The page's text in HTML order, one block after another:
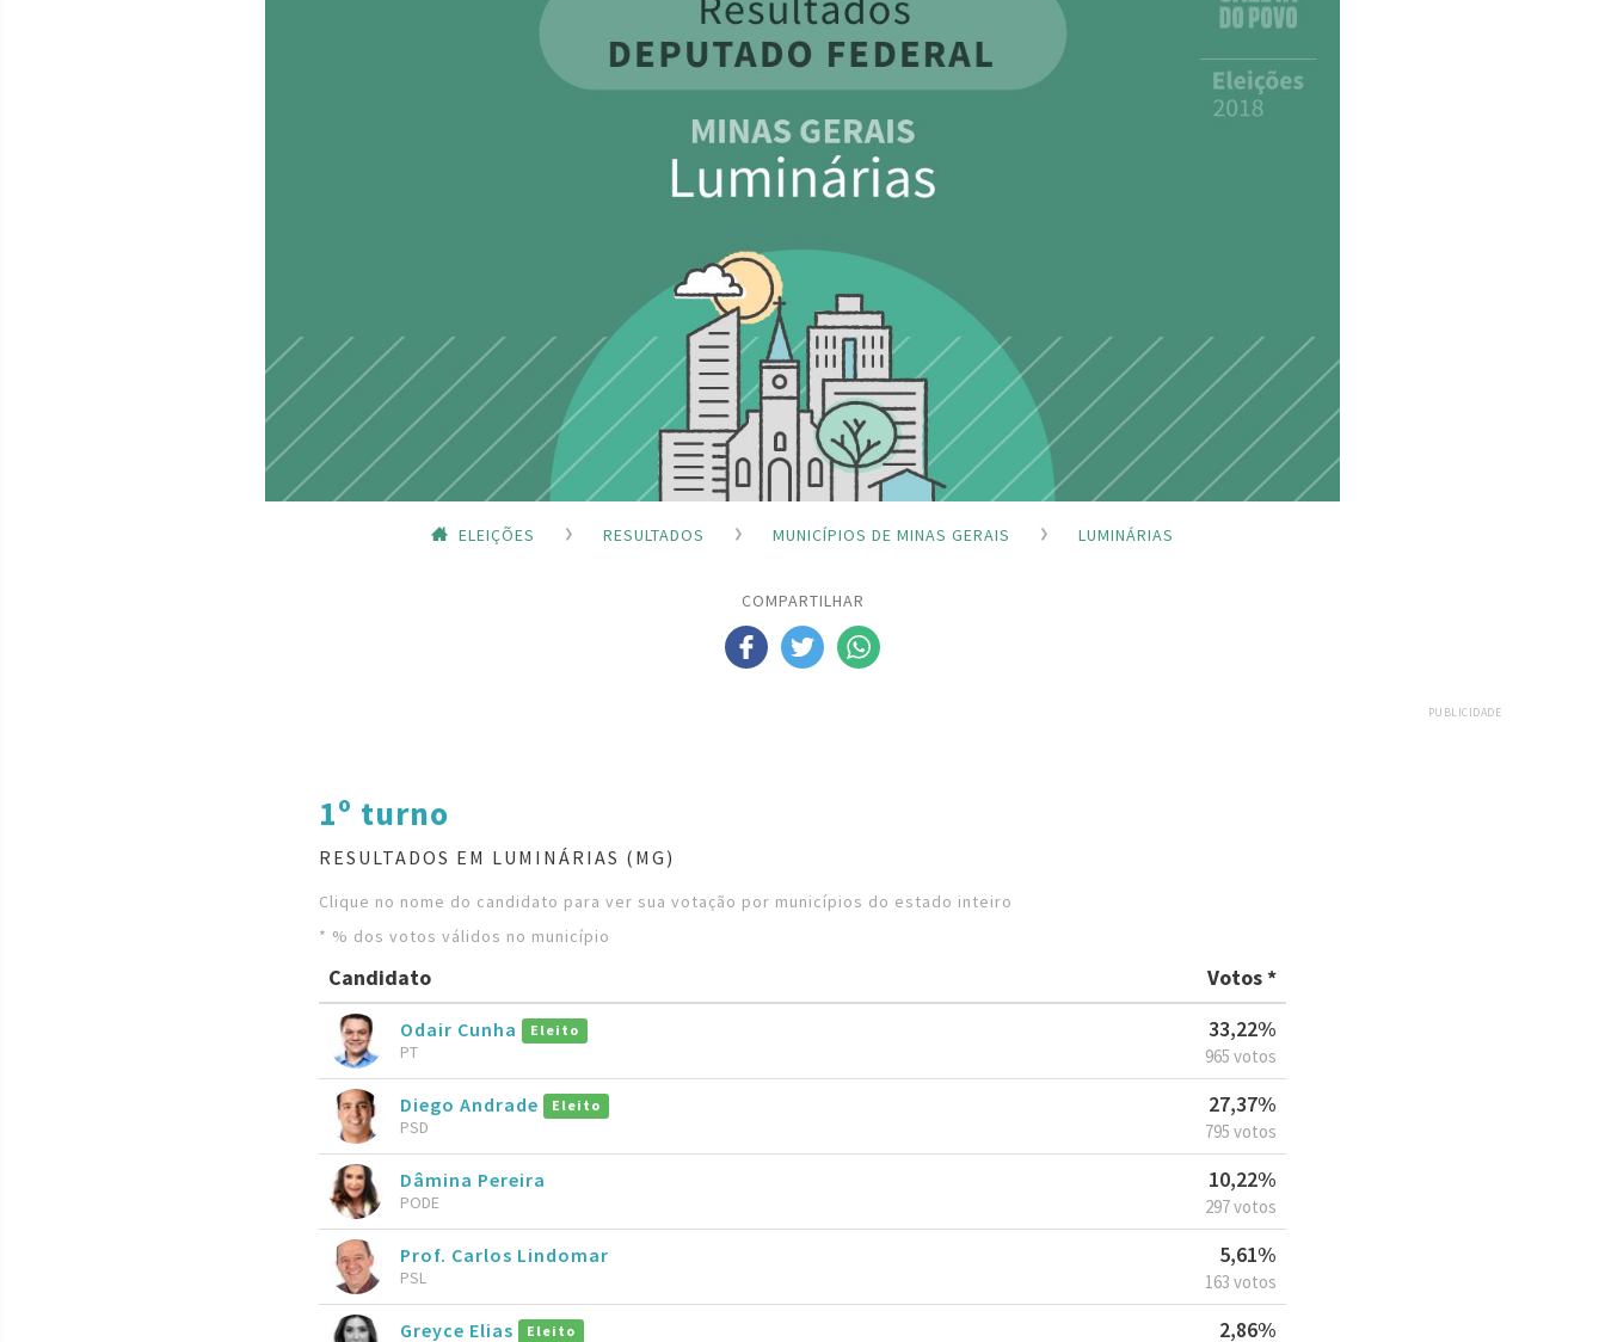
ELEIÇÕES RESULTADOS MUNICÍPIOS DE MINAS GERAIS LUMINÁRIAS
COMPARTILHAR
PUBLICIDADE
1º turno
RESULTADOS EM LUMINÁRIAS (MG)
Clique no nome do candidato para ver sua votação por municípios do estado inteiro
* % dos votos válidos no município
Candidato Votos *
Odair Cunha Eleito
PT
33,22%
965 votos
Diego Andrade Eleito
PSD
27,37%
795 votos
Dâmina Pereira
PODE
10,22%
297 votos
Prof. Carlos Lindomar
PSL
5,61%
163 votos
Greyce Elias Eleito 2,86%